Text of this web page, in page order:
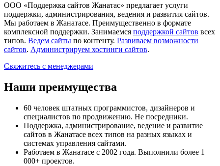
ООО «Поддержка сайтов Жанатас» предлагает услуги
поддержки, администрирования, ведения и развития сайтов.
Мы работаем в Жанатасе. Преимущественно в формате
комплексной поддержки. Занимаемся поддержкой сайтов всех
типов. Ведем сайты по контенту. Развиваем возможности
сайтов. Администрируем хостинги сайтов.
Свяжитесь с менеджерами
Наши преимущества
60 человек штатных программистов, дизайнеров и
специалистов по продвижению. Не посредники.
Поддержка, администрирование, ведение и развитие
сайтов в Жанатасе всех типов на разных языках и
системах управления сайтами.
Работаем в Жанатасе с 2002 года. Выполнили более 1
000+ проектов.